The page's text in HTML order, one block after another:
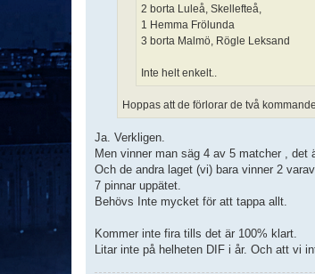
2 borta Luleå, Skellefteå,
1 Hemma Frölunda
3 borta Malmö, Rögle Leksand
Inte helt enkelt..
Hoppas att de förlorar de två
Ja. Verkligen.
Men vinner man säg 4 av 5 matcher , det
Och de andra laget (vi) bara vinner 2
7 pinnar uppätet.
Behövs Inte mycket för att tappa allt.
Kommer inte fira tills det är 100% klart.
Litar inte på helheten DIF i år. Och att vi